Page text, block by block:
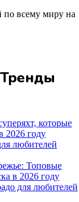
по всему миру на
Тренды
которые
2026 году
любителей
Топовые
в 2026 году
для любителей